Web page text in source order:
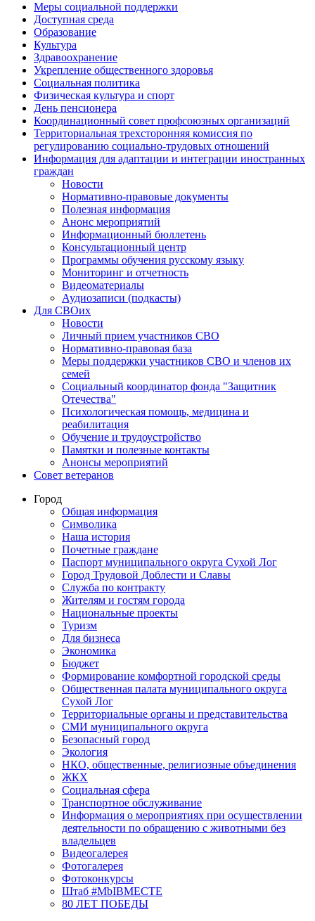
Меры социальной поддержки
Доступная среда
Образование
Культура
Здравоохранение
Укрепление общественного здоровья
Социальная политика
Физическая культура и спорт
День пенсионера
Координационный совет профсоюзных организаций
Территориальная трехсторонняя комиссия по
регулированию социально-трудовых отношений
Информация для адаптации и интеграции иностранных
граждан
Новости
Нормативно-правовые документы
Полезная информация
Анонс мероприятий
Информационный бюллетень
Консультационный центр
Программы обучения русскому языку
Мониторинг и отчетность
Видеоматериалы
Аудиозаписи (подкасты)
Для СВОих
Новости
Личный прием участников СВО
Нормативно-правовая база
Меры поддержки участников СВО и членов их
семей
Социальный координатор фонда "Защитник
Отечества"
Психологическая помощь, медицина и
реабилитация
Обучение и трудоустройство
Памятки и полезные контакты
Анонсы мероприятий
Совет ветеранов
Город
Общая информация
Символика
Наша история
Почетные граждане
Паспорт муниципального округа Сухой Лог
Город Трудовой Доблести и Славы
Служба по контракту
Жителям и гостям города
Национальные проекты
Туризм
Для бизнеса
Экономика
Бюджет
Формирование комфортной городской среды
Общественная палата муниципального округа
Сухой Лог
Территориальные органы и представительства
СМИ муниципального округа
Безопасный город
Экология
НКО, общественные, религиозные объединения
ЖКХ
Социальная сфера
Транспортное обслуживание
Информация о мероприятиях при осуществлении
деятельности по обращению с животными без
владельцев
Видеогалерея
Фотогалерея
Фотоконкурсы
Штаб #MbIBMECTE
80 ЛЕТ ПОБЕДЫ